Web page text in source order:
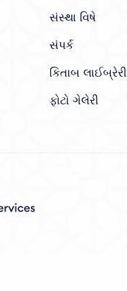
સંસ્થા વિષે
સંપર્ક
કિતાબ લાઈબ્રેરી
ફોટો ગેલેરી